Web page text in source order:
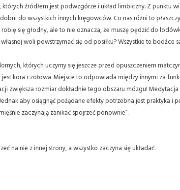
źródłem jest podwzgórze i układ limbiczny. Z punktu
do wszystkich innych kręgowców. Co nas różni to
się głodny, ale to nie oznacza, że muszę pędzić do
woli powstrzymać się od posiłku? Wszystkie te bodźce
których uczymy się jeszcze przed opuszczeniem
kora czołowa. Miejsce to odpowiada między innymi za
zwiększa rozmiar dokładnie tego obszaru mózgu!
aby osiągnąć pożądane efekty potrzebna jest praktyka i
zaczynają zanikać spojrzeć ponownie”.
na nie z innej strony, a wszystko zaczyna się układać.